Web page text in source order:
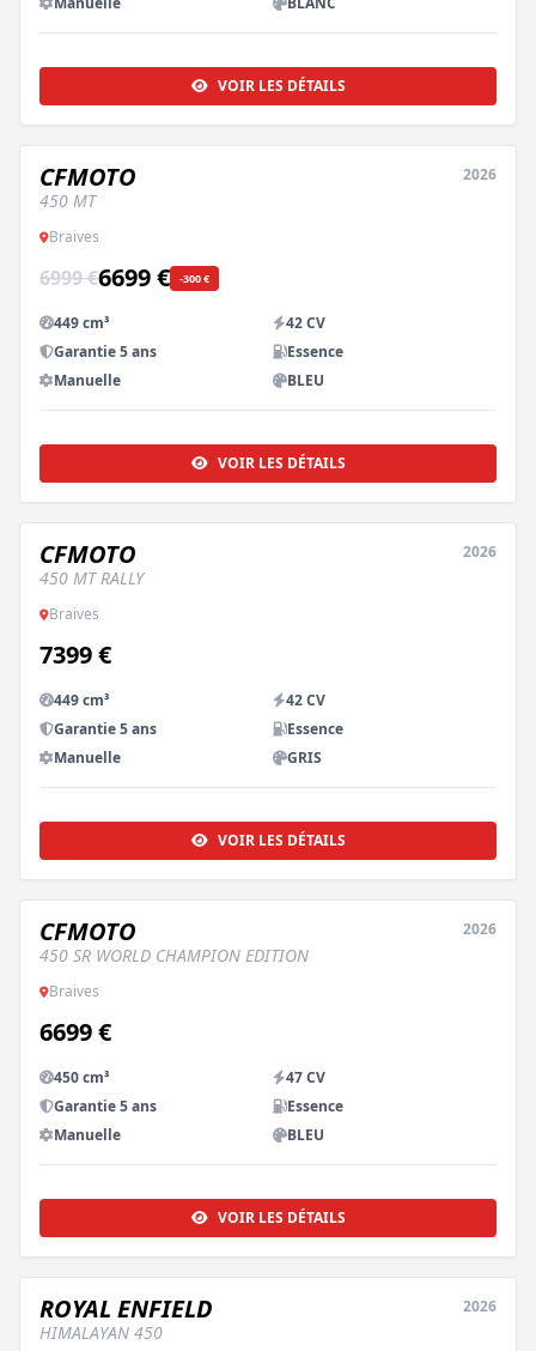
VOIR LES DÉTAILS
NEUF ESSAI DISPO
CFMOTO
450 MT
2026
Braives
6999 €6699 € -300 €
449 cm³
42 CV
Garantie 5 ans
Essence
Manuelle
BLEU
VOIR LES DÉTAILS
NEUF ESSAI DISPO
CFMOTO
450 MT RALLY
2026
Braives
7399 €
449 cm³
42 CV
Garantie 5 ans
Essence
Manuelle
GRIS
VOIR LES DÉTAILS
NEUF
CFMOTO
450 SR WORLD CHAMPION EDITION
2026
Braives
6699 €
450 cm³
47 CV
Garantie 5 ans
Essence
Manuelle
BLEU
VOIR LES DÉTAILS
NEUF
ROYAL ENFIELD
HIMALAYAN 450
2026